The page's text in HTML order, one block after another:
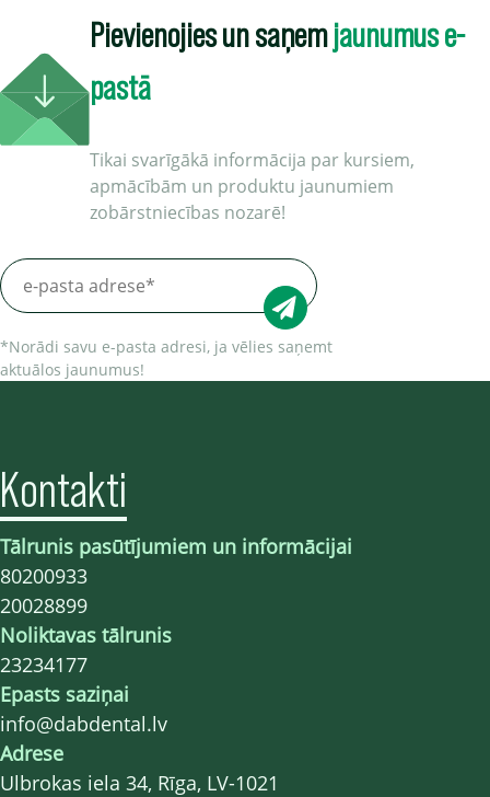
Pievienojies un saņemjaunumus e-
pastā
Tikai svarīgākā informācija par kursiem,
apmācībām un produktu jaunumiem
zobārstniecības nozarē!
*Norādi savu e-pasta adresi, ja vēlies saņemt
aktuālos jaunumus!
Kontakti
Tālrunis pasūtījumiem un informācijai
80200933
20028899
Noliktavas tālrunis
23234177
Epasts saziņai
info@dabdental.lv
Adrese
Ulbrokas iela 34, Rīga, LV-1021